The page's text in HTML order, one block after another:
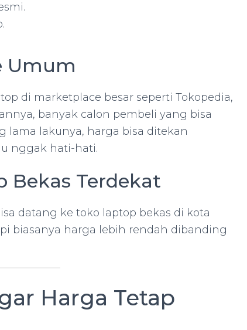
Umum
di marketplace besar seperti Tokopedia,
banyak calon pembeli yang bisa
lama lakunya, harga bisa ditekan
nggak hati-hati.
Bekas Terdekat
datang ke toko laptop bekas di kota
biasanya harga lebih rendah dibanding
Harga Tetap